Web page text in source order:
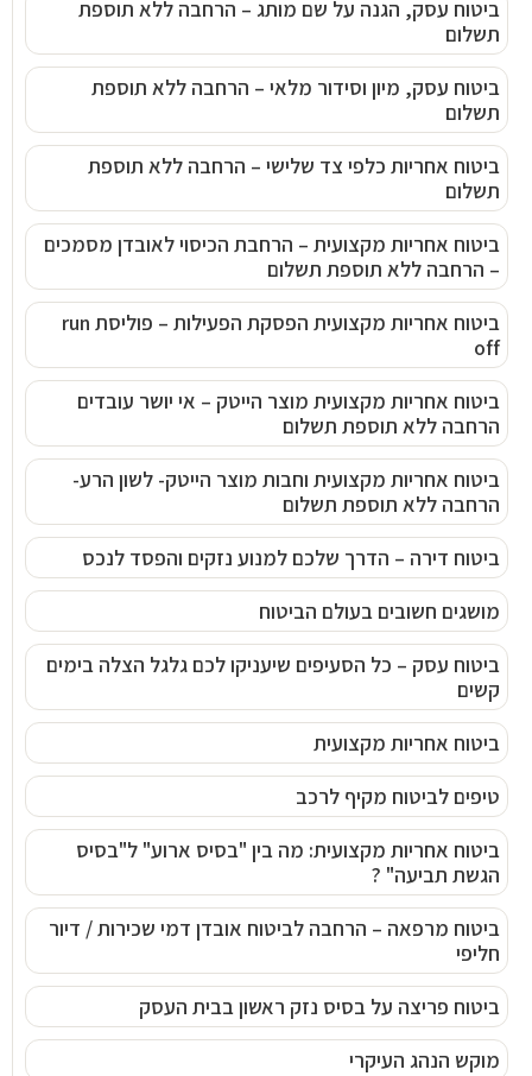
ביטוח עסק, הגנה על שם מותג – הרחבה ללא תוספת
תשלום
ביטוח עסק, מיון וסידור מלאי – הרחבה ללא תוספת
תשלום
ביטוח אחריות כלפי צד שלישי – הרחבה ללא תוספת
תשלום
ביטוח אחריות מקצועית – הרחבת הכיסוי לאובדן מסמכים
– הרחבה ללא תוספת תשלום
ביטוח אחריות מקצועית הפסקת הפעילות – פוליסת run
off
ביטוח אחריות מקצועית מוצר הייטק – אי יושר עובדים
הרחבה ללא תוספת תשלום
ביטוח אחריות מקצועית וחבות מוצר הייטק- לשון הרע-
הרחבה ללא תוספת תשלום
ביטוח דירה – הדרך שלכם למנוע נזקים והפסד לנכס
מושגים חשובים בעולם הביטוח
ביטוח עסק – כל הסעיפים שיעניקו לכם גלגל הצלה בימים
קשים
ביטוח אחריות מקצועית
טיפים לביטוח מקיף לרכב
ביטוח אחריות מקצועית: מה בין "בסיס ארוע" ל"בסיס
הגשת תביעה" ?
ביטוח מרפאה – הרחבה לביטוח אובדן דמי שכירות / דיור
חליפי
ביטוח פריצה על בסיס נזק ראשון בבית העסק
מוקש הנהג העיקרי